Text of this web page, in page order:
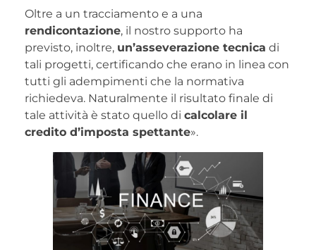
Oltre a un tracciamento e a una
rendicontazione, il nostro supporto ha
previsto, inoltre, un’asseverazione tecnica di
tali progetti, certificando che erano in linea con
tutti gli adempimenti che la normativa
richiedeva. Naturalmente il risultato finale di
tale attività è stato quello di calcolare il
credito d’imposta spettante».